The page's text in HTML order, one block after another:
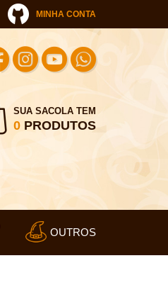
MINHA CONTA
SUA SACOLA TEM
0PRODUTOS
OUTROS